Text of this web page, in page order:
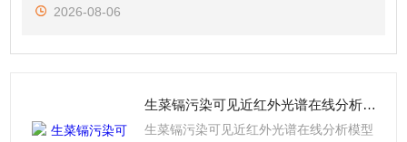
2026-08-06
生菜镉污染可见近红外光谱在线分析模型构建
生菜镉污染可见近红外光谱在线分析模型